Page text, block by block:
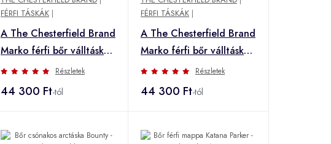
FÉRFI TÁSKÁK |
A The Chesterfield Brand
Marko férfi bőr válltáska -
fekete
Részletek
44 300 Ft-tól
FÉRFI TÁSKÁK |
A The Chesterfield Brand
Marko férfi bőr válltáska -
konyak
Részletek
44 300 Ft-tól